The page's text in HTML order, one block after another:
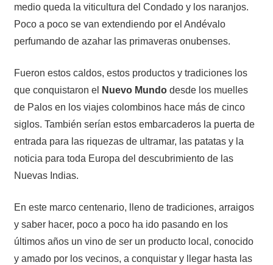
medio queda la viticultura del Condado y los naranjos.
Poco a poco se van extendiendo por el Andévalo
perfumando de azahar las primaveras onubenses.
Fueron estos caldos, estos productos y tradiciones los
que conquistaron el
Nuevo Mundodesde los muelles
de Palos en los viajes colombinos hace más de cinco
siglos. También serían estos embarcaderos la puerta de
entrada para las riquezas de ultramar, las patatas y la
noticia para toda Europa del descubrimiento de las
Nuevas Indias.
En este marco centenario, lleno de tradiciones, arraigos
y saber hacer, poco a poco ha ido pasando en los
últimos años un vino de ser un producto local, conocido
y amado por los vecinos, a conquistar y llegar hasta las